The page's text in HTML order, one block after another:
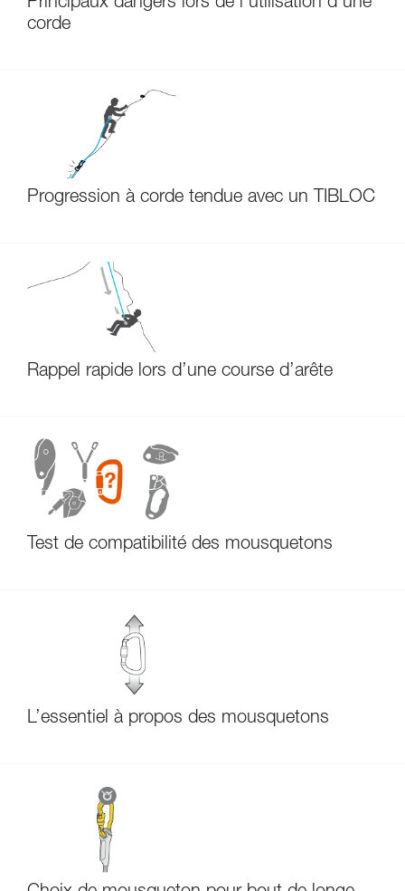
corde
Progression à corde tendue avec un TIBLOC
Rappel rapide lors d’une course d’arête
Test de compatibilité des mousquetons
L’essentiel à propos des mousquetons